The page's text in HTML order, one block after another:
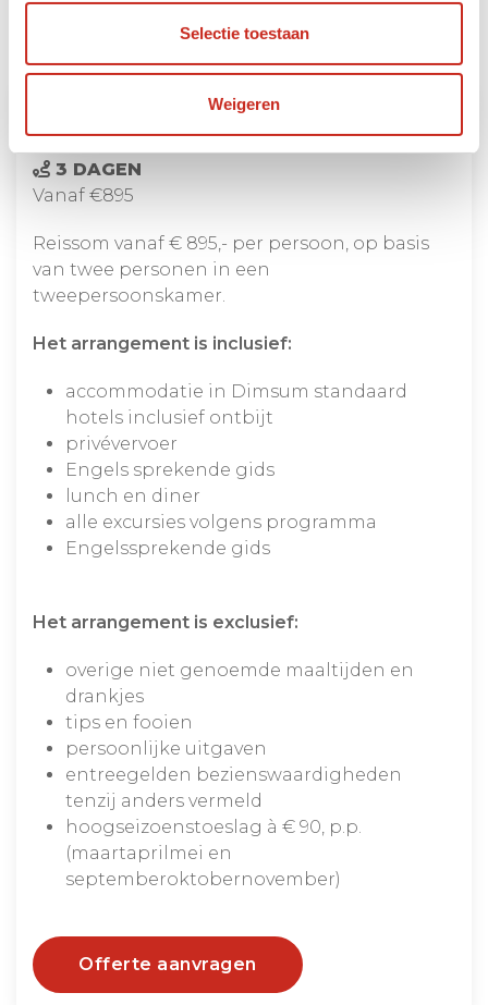
Selectie toestaan
Weigeren
Dorpsfestivals in Bhutan
3 DAGEN
Vanaf €895
Reissom vanaf € 895,- per persoon, op basis
van twee personen in een
tweepersoonskamer.
Het arrangement is inclusief:
accommodatie in Dimsum standaard
hotels inclusief ontbijt
privévervoer
Engels sprekende gids
lunch en diner
alle excursies volgens programma
Engelssprekende gids
Het arrangement is exclusief:
overige niet genoemde maaltijden en
drankjes
tips en fooien
persoonlijke uitgaven
entreegelden bezienswaardigheden
tenzij anders vermeld
hoogseizoenstoeslag à € 90, p.p.
(maartaprilmei en
septemberoktobernovember)
Offerte aanvragen